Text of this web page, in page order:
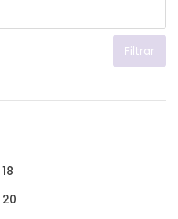
Filtrar
18
20